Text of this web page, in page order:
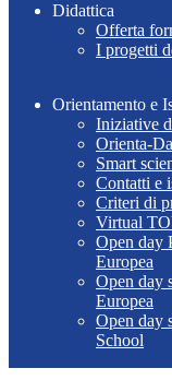
Didattica
Offerta
I progetti
Orientamento e
Iniziative
Orienta-
Smart
Contatti e
Criteri di
Virtual
Open day
Europea
Open day
Europea
Open day
School